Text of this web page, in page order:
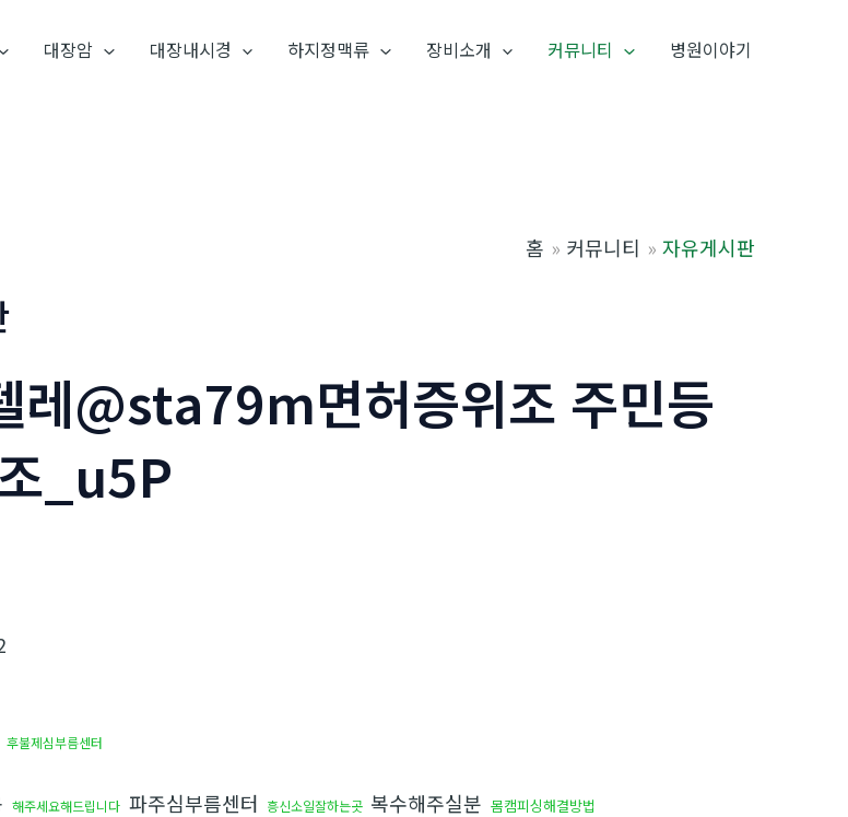
대장암 대장내시경 하지정맥류 장비소개 커뮤니티 병원이야기
홈 커뮤니티 자유게시판
레@sta79m면허증위조 주민등
_u5P
후불제심부름센터
해주세요해드립니다 파주심부름센터 흥신소일잘하는곳 복수해주실분 몸캠피싱해결방법